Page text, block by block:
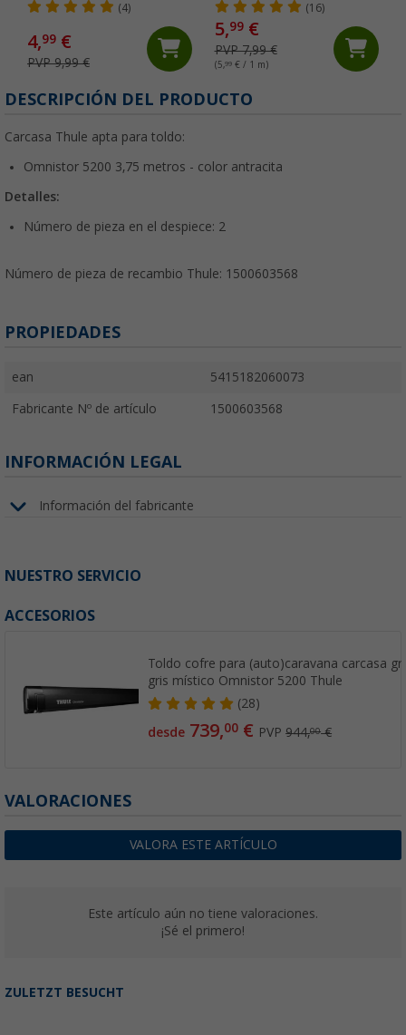
(4)
4,99 €
PVP 9,99 €
(16)
5,99€
PVP 7,99 €
(5,99€ / 1 m)
DESCRIPCIÓN DEL PRODUCTO
Carcasa Thule apta para toldo:
Omnistor 5200 3,75 metros - color antracita
Detalles:
Número de pieza en el despiece: 2
Número de pieza de recambio Thule: 1500603568
PROPIEDADES
ean 5415182060073
Fabricante Nº de artículo 1500603568
INFORMACIÓN LEGAL
Información del fabricante
NUESTRO SERVICIO
ACCESORIOS
Toldo cofre para (auto)caravana carcasa
gris místico Omnistor 5200 Thule
(28)
desde 739,00 € PVP944,00€
VALORACIONES
VALORA ESTE ARTÍCULO
Este artículo aún no tiene valoraciones.
¡Sé el primero!
ZULETZT BESUCHT